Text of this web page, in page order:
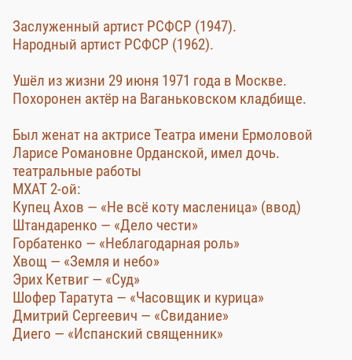
Заслуженный артист РСФСР (1947).
Народный артист РСФСР (1962).
Ушёл из жизни 29 июня 1971 года в Москве.
Похоронен актёр на Ваганьковском кладбище.
Был женат на актрисе Театра имени Ермоловой
Ларисе Романовне Орданской, имел дочь.
театральные работы
МХАТ 2-ой:
Купец Ахов — «Не всё коту масленица» (ввод)
Штандаренко — «Дело чести»
Горбатенко — «Неблагодарная роль»
Хвощ — «Земля и небо»
Эрих Кетвиг — «Суд»
Шофер Таратута — «Часовщик и курица»
Дмитрий Сергеевич — «Свидание»
Диего — «Испанский священник»